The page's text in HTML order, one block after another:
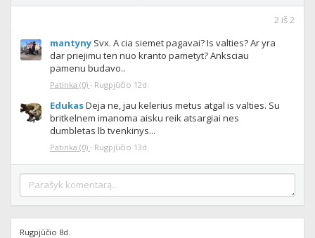
2 iš2
mantyny Svx. A cia siemet pagavai? Is valties? Ar yra
dar priejimu ten nuo kranto pametyt? Anksciau
pamenu budavo..
Patinka (0) · Rugpjūčio 12d.
EdukasDeja ne, jau kelerius metus atgal is valties. Su
britkelnem imanoma aisku reik atsargiai nes
dumbletas lb tvenkinys...
Patinka (0) · Rugpjūčio 13d.
Rugpjūčio 8d.